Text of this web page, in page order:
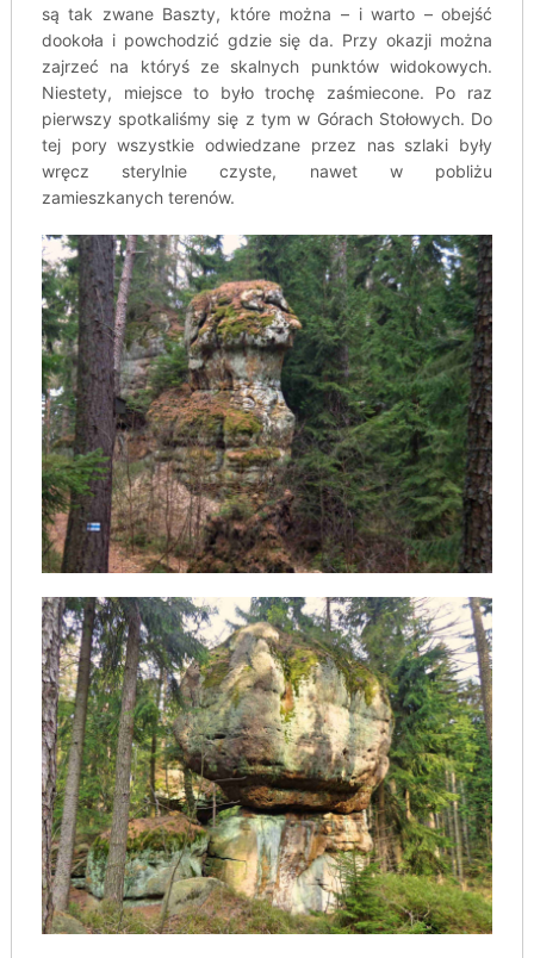
są tak zwane Baszty, które można – i warto – obejść
dookoła i powchodzić gdzie się da. Przy okazji można
zajrzeć na któryś ze skalnych punktów widokowych.
Niestety, miejsce to było trochę zaśmiecone. Po raz
pierwszy spotkaliśmy się z tym w Górach Stołowych. Do
tej pory wszystkie odwiedzane przez nas szlaki były
wręcz sterylnie czyste, nawet w pobliżu
zamieszkanych terenów.